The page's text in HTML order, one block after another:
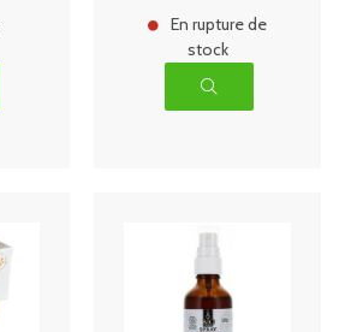
En rupture de
stock